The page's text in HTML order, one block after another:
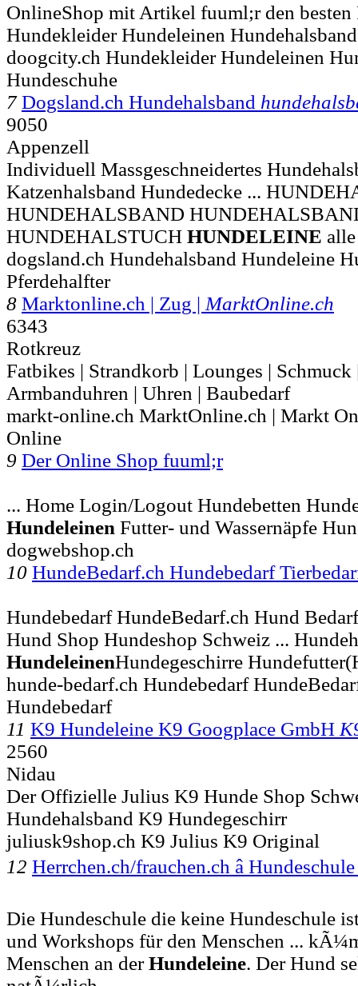
OnlineShop mit Artikel fuuml;r den besten
Hundekleider Hundeleinen Hundehalsband
doogcity.ch Hundekleider Hundeleinen
Hundeschuhe
7 Dogsland.ch Hundehalsband
9050
Appenzell
Individuell Massgeschneidertes
Katzenhalsband Hundedecke ...
HUNDEHALSBAND
HUNDEHALSTUCH HUNDELEINE
dogsland.ch Hundehalsband Hundeleine
Pferdehalfter
8 Marktonline.ch | Zug | MarktOnline.ch
6343
Rotkreuz
Fatbikes | Strandkorb | Lounges |
Armbanduhren | Uhren | Baubedarf
markt-online.ch MarktOnline.ch | Markt
Online
9 Der Online Shop fuuml;r
... Home Login/Logout Hundebetten
Hundeleinen Futter- und Wassernäpfe
dogwebshop.ch
10 HundeBedarf.ch Hundebedarf
Hundebedarf HundeBedarf.ch Hund
Hund Shop Hundeshop Schweiz ...
HundeleinenHundegeschirre
hunde-bedarf.ch Hundebedarf
Hundebedarf
11 K9 Hundeleine K9 Googplace GmbH
2560
Nidau
Der Offizielle Julius K9 Hunde Shop
Hundehalsband K9 Hundegeschirr
juliusk9shop.ch K9 Julius K9 Original
12 Herrchen.ch/frauchen.ch â
Die Hundeschule die keine Hundeschule
und Workshops für den Menschen ...
Menschen an derHundeleine. Der Hund